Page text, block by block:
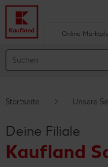
Hauptinhalt
Online-
Startseite Unsere
Deine Filiale
Kaufland